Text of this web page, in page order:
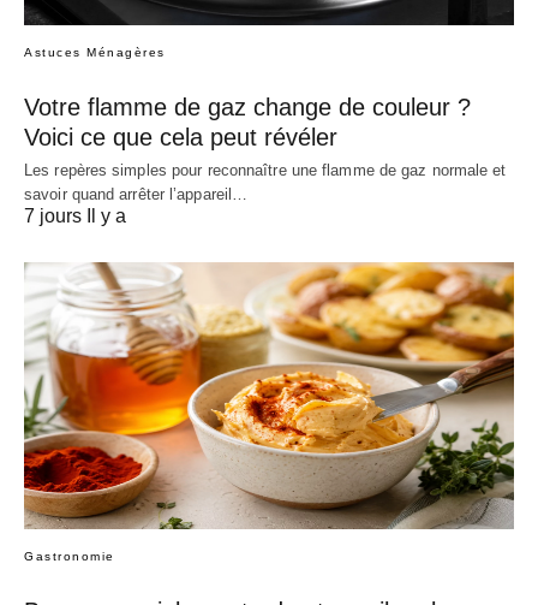
Astuces Ménagères
Votre flamme de gaz change de couleur ?
Voici ce que cela peut révéler
Les repères simples pour reconnaître une flamme de gaz normale et
savoir quand arrêter l’appareil…
7 jours Il y a
Gastronomie